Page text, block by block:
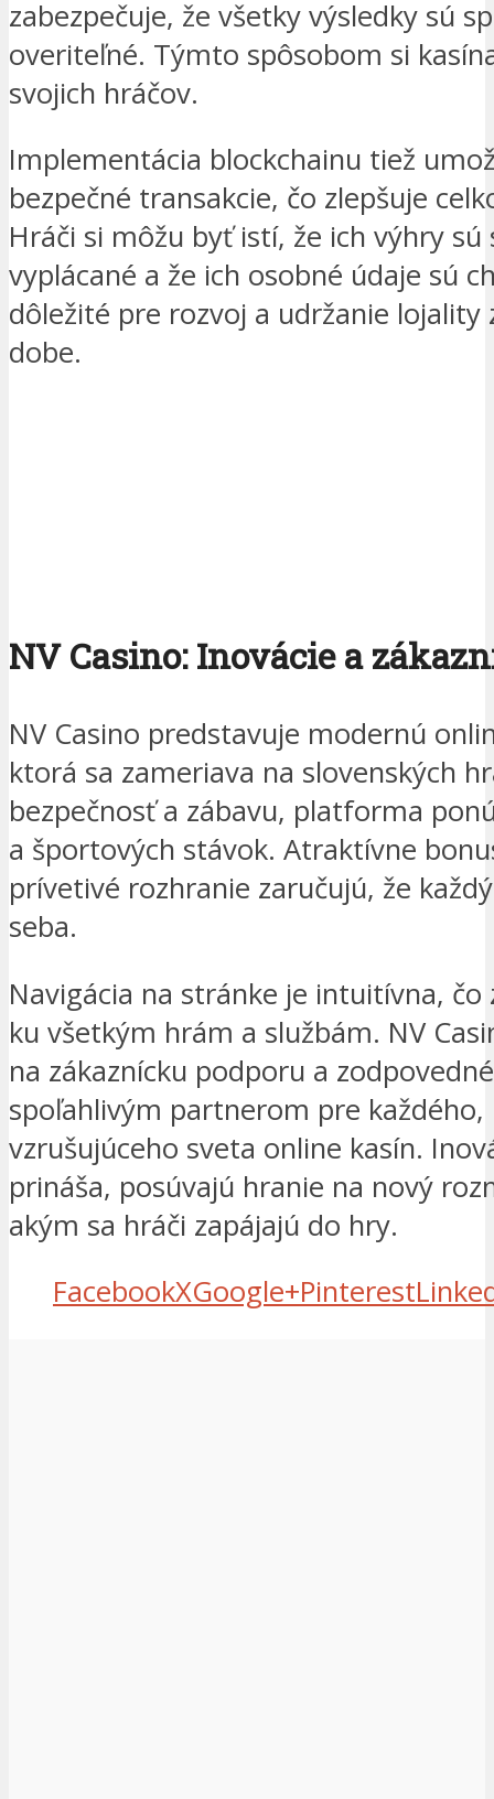
zabezpečuje, že všetky výsledky sú
overiteľné. Týmto spôsobom si
svojich hráčov.
Implementácia blockchainu tiež
bezpečné transakcie, čo zlepšuje
Hráči si môžu byť istí, že ich výhry sú
vyplácané a že ich osobné údaje sú
dôležité pre rozvoj a udržanie lojality
dobe.
NV Casino: Inovácie a
NV Casino predstavuje modernú
ktorá sa zameriava na slovenských
bezpečnosť a zábavu, platforma
a športových stávok. Atraktívne
prívetivé rozhranie zaručujú, že
seba.
Navigácia na stránke je intuitívna,
ku všetkým hrám a službám. NV
na zákaznícku podporu a
spoľahlivým partnerom pre
vzrušujúceho sveta online kasín.
prináša, posúvajú hranie na nový
akým sa hráči zapájajú do hry.
FacebookXGoogle+Pinterest